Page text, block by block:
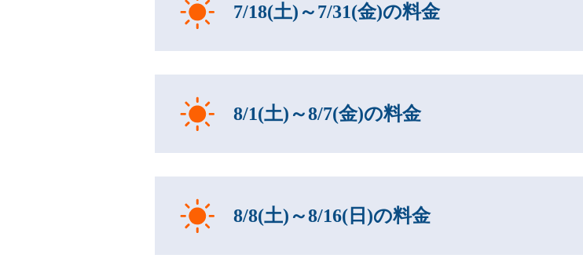
7/18(土)～7/31(金)の料金
8/1(土)～8/7(金)の料金
8/8(土)～8/16(日)の料金